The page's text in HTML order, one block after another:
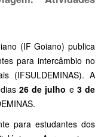
(IF Goiano) publica
para intercâmbio no
(IFSULDEMINAS). A
dias26 de julho e 3 de
para estudantes dos